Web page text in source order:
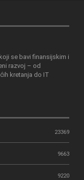
se bavi finansijskim i
razvoj – od
kretanja do IT
23369
9663
9220